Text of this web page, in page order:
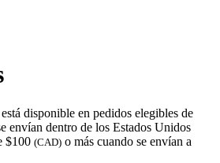
está disponible en pedidos elegibles de
envían dentro de los Estados Unidos
$100 (CAD) o más cuando se envían a